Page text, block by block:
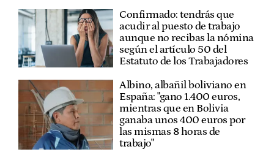
Confirmado: tendrás que
acudir al puesto de trabajo
aunque no recibas la nómina
según el artículo 50 del
Estatuto de los Trabajadores
Albino, albañil boliviano en
España: "gano 1.400 euros,
mientras que en Bolivia
ganaba unos 400 euros por
las mismas 8 horas de
trabajo"